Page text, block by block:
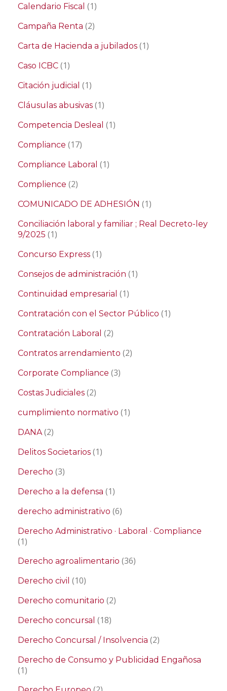
Calendario Fiscal (1)
Campaña Renta (2)
Carta de Hacienda a jubilados (1)
Caso ICBC (1)
Citación judicial (1)
Cláusulas abusivas (1)
Competencia Desleal (1)
Compliance (17)
Compliance Laboral (1)
Complience (2)
COMUNICADO DE ADHESIÓN (1)
Conciliación laboral y familiar ; Real Decreto-ley
9/2025 (1)
Concurso Express (1)
Consejos de administración (1)
Continuidad empresarial (1)
Contratación con el Sector Público (1)
Contratación Laboral (2)
Contratos arrendamiento (2)
Corporate Compliance (3)
Costas Judiciales (2)
cumplimiento normativo (1)
DANA(2)
Delitos Societarios (1)
Derecho (3)
Derecho a la defensa (1)
derecho administrativo (6)
Derecho Administrativo · Laboral · Compliance
(1)
Derecho agroalimentario (36)
Derecho civil (10)
Derecho comunitario (2)
Derecho concursal (18)
Derecho Concursal / Insolvencia (2)
Derecho de Consumo y Publicidad Engañosa
(1)